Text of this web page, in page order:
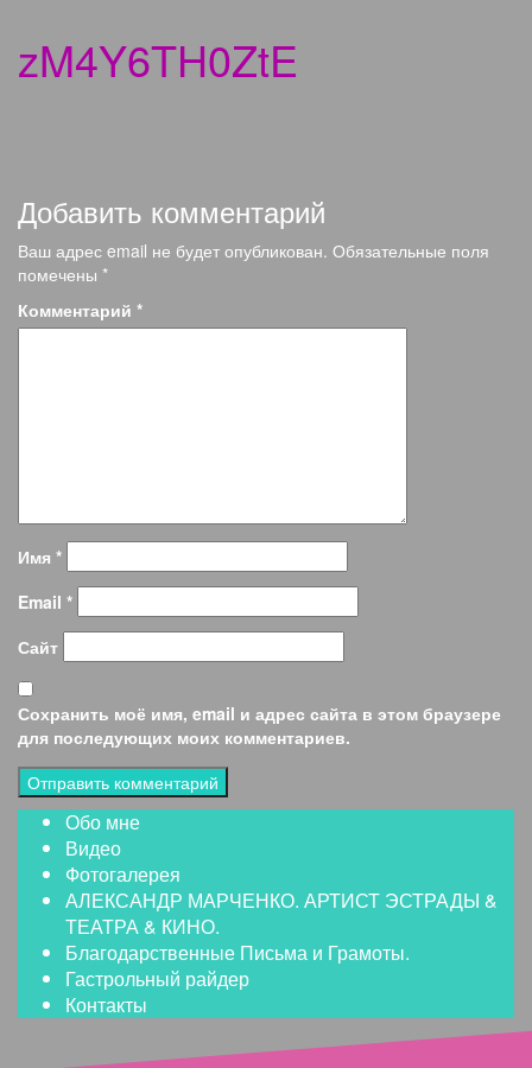
zM4Y6TH0ZtE
Добавить комментарий
Ваш адрес email не будет опубликован. Обязательные поля
помечены *
Комментарий *
Имя *
Email *
Сайт
Сохранить моё имя, email и адрес сайта в этом браузере
для последующих моих комментариев.
Обо мне
Видео
Фотогалерея
АЛЕКСАНДР МАРЧЕНКО. АРТИСТ ЭСТРАДЫ &
ТЕАТРА & КИНО.
Благодарственные Письма и Грамоты.
Гастрольный райдер
Контакты